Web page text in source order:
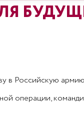
в Российскую
операции,